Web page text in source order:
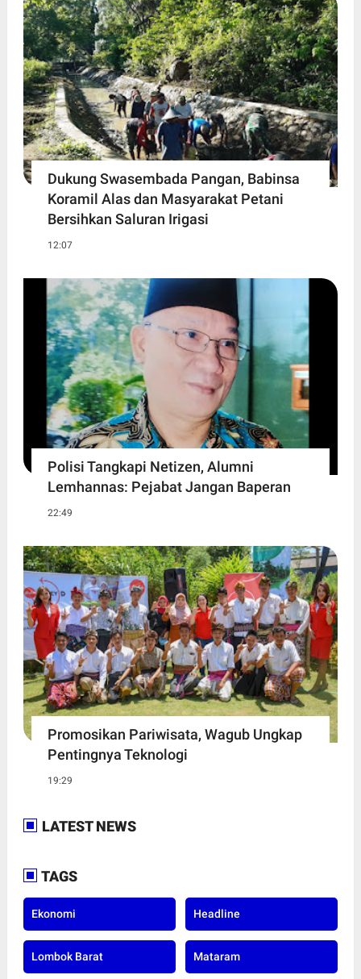
Dukung Swasembada Pangan, Babinsa
Koramil Alas dan Masyarakat Petani
Bersihkan Saluran Irigasi
12:07
Polisi Tangkapi Netizen, Alumni
Lemhannas: Pejabat Jangan Baperan
22:49
Promosikan Pariwisata, Wagub Ungkap
Pentingnya Teknologi
19:29
LATEST NEWS
TAGS
Ekonomi Headline
Lombok Barat Mataram